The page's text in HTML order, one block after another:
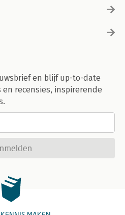
en blijf up-to-date
recensies, inspirerende